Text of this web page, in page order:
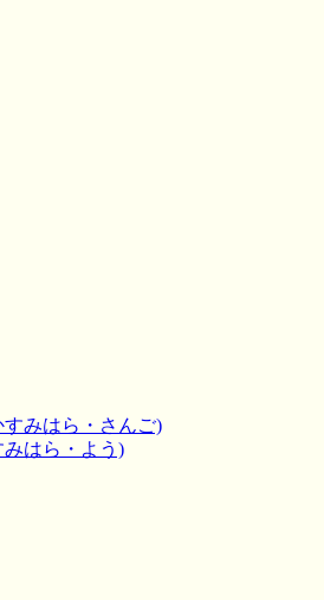
みはら・さんご)
はら・よう)